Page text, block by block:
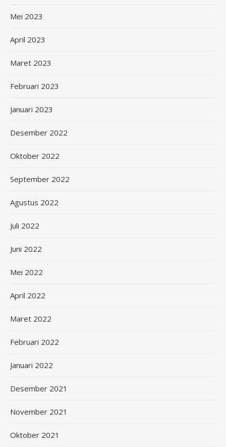
Mei 2023
April 2023
Maret 2023
Februari 2023
Januari 2023
Desember 2022
Oktober 2022
September 2022
Agustus 2022
Juli 2022
Juni 2022
Mei 2022
April 2022
Maret 2022
Februari 2022
Januari 2022
Desember 2021
November 2021
Oktober 2021